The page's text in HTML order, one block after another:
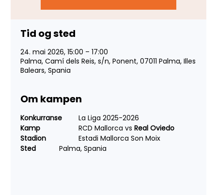
Tid og sted
24. mai 2026, 15:00 – 17:00
Palma, Camí dels Reis, s/n, Ponent, 07011 Palma, Illes
Balears, Spania
Om kampen
Konkurranse
	La Liga 2025-2026
Kamp
		RCD Mallorca vs
Real Oviedo
	Estadi Mallorca Son Moix
Sted
		Palma, Spania